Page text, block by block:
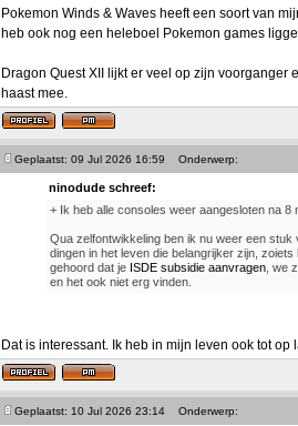
Pokemon Winds & Waves heeft een soort van
heb ook nog een heleboel Pokemon games
Dragon Quest XII lijkt er veel op zijn
haast mee.
Geplaatst: 09 Jul 2026 16:59 Onderwerp:
ninodude schreef:
+ Ik heb alle consoles weer aangesloten na 8
Qua zelfontwikkeling ben ik nu weer een
dingen in het leven die belangrijker zijn,
gehoord dat je ISDE subsidie aanvragen , we
en het ook niet erg vinden.
Dat is interessant. Ik heb in mijn leven ook tot
Geplaatst: 10 Jul 2026 23:14 Onderwerp: